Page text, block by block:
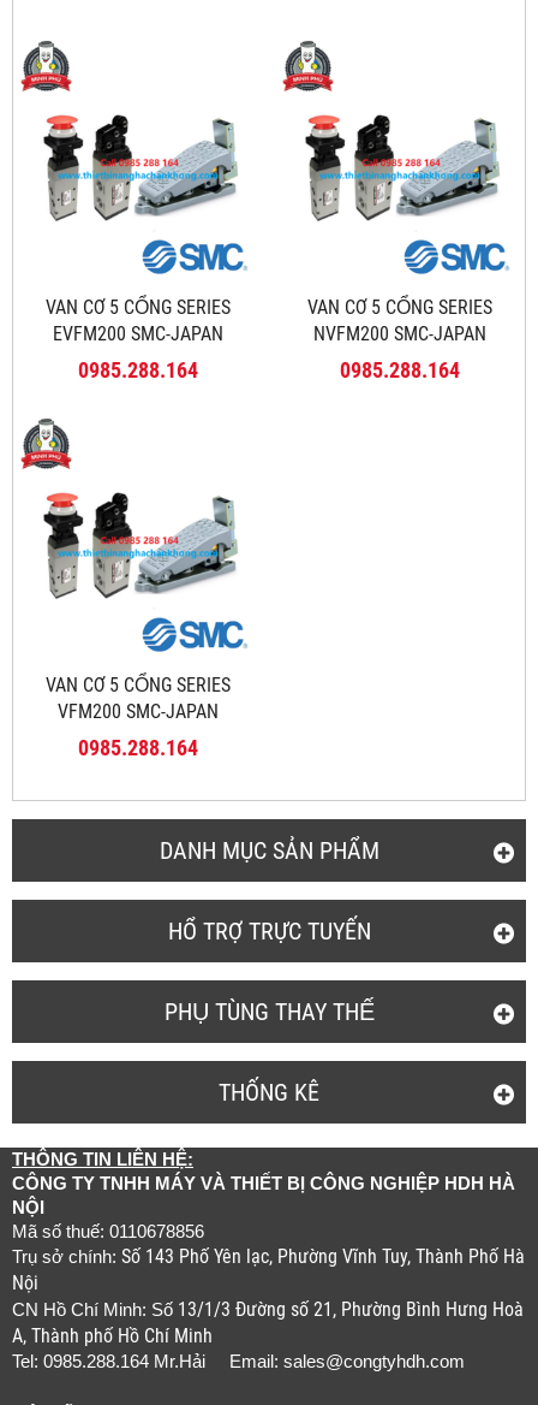
DANH MỤC SẢN PHẨM
HỔ TRỢ TRỰC TUYẾN
PHỤ TÙNG THAY THẾ
THỐNG KÊ
VAN CƠ 5 CỔNG SERIES
EVFM200 SMC-JAPAN
0985.288.164
VAN CƠ 5 CỔNG SERIES
NVFM200 SMC-JAPAN
0985.288.164
VAN CƠ 5 CỔNG SERIES
VFM200 SMC-JAPAN
0985.288.164
THÔNG TIN LIÊN HỆ:
CÔNG TY TNHH MÁY VÀ THIẾT BỊ CÔNG NGHIỆP HDH HÀ
NỘI
Mã số thuế: 0110678856
Trụ sở chính: Số 143 Phố Yên lạc, Phường Vĩnh Tuy, Thành Phố Hà
Nội
CN Hồ Chí Minh: Số 13/1/3 Đường số 21, Phường Bình Hưng Hoà
A, Thành phố Hồ Chí Minh
Tel: 0985.288.164 Mr.Hải Email: sales@congtyhdh.com